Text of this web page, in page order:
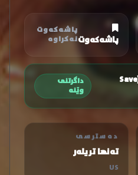
پاشەکەوت
پاشەکەوت
نەکراوە
دروستکردنی پۆستەر (Save
داگرتنی
وێنە
دەسترسی
تەنها تریلەر
US